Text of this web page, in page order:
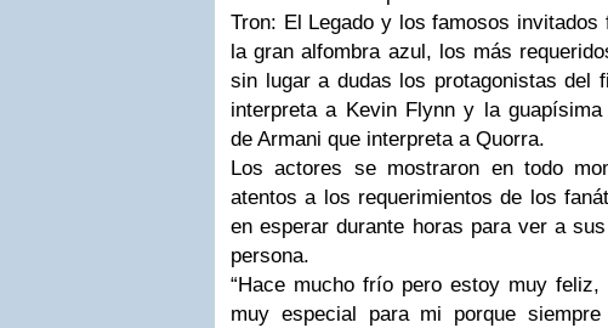
Tron: El Legado y los famosos invitados
la gran alfombra azul, los más
sin lugar a dudas los protagonistas del
interpreta a Kevin Flynn y la
de Armani que interpreta a Quorra.
Los actores se mostraron en todo
atentos a los requerimientos de los
en esperar durante horas para ver a
persona.
“Hace mucho frío pero estoy muy
muy especial para mi porque